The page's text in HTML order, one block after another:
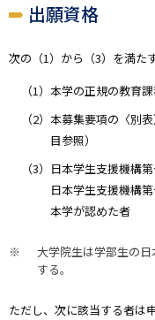
出願資格
次の（1）から（3）を満た
本学の正規の教育
本募集要項の〈別
目参照）
日本学生支援機構
日本学生支援機構
本学が認めた者
大学院生は学部生の
する。
ただし、次に該当する者は